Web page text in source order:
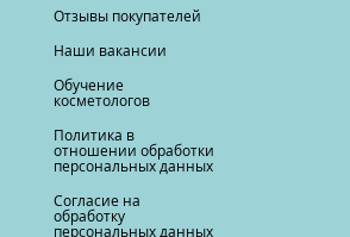
Отзывы покупателей
Наши вакансии
Обучение
косметологов
Политика в
отношении обработки
персональных данных
Согласие на
обработку
персональных данных